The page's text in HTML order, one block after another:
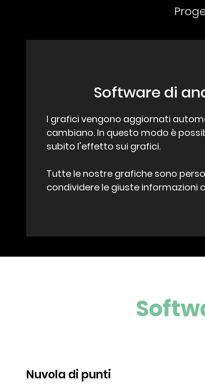
Software di
I grafici vengono aggiornati
cambiano. In questo modo è
subito l'effetto sui grafici.
Tutte le nostre grafiche sono
condividere le giuste informazioni
Nuvola di punti